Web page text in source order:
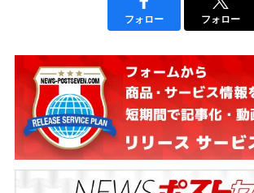
フォロー フォロー